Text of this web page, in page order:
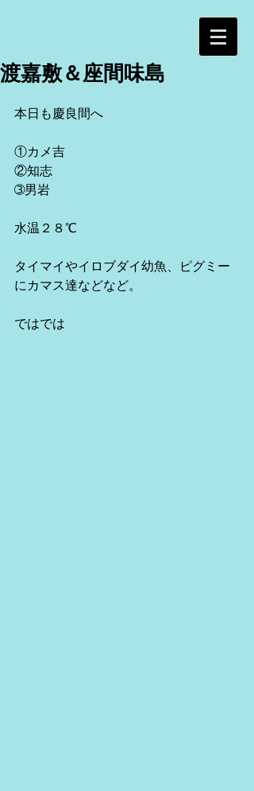
渡嘉敷＆座間味島
本日も慶良間へ
①カメ吉
②知志
➂男岩
水温２８℃
タイマイやイロブダイ幼魚、ピグミー
にカマス達などなど。
ではでは